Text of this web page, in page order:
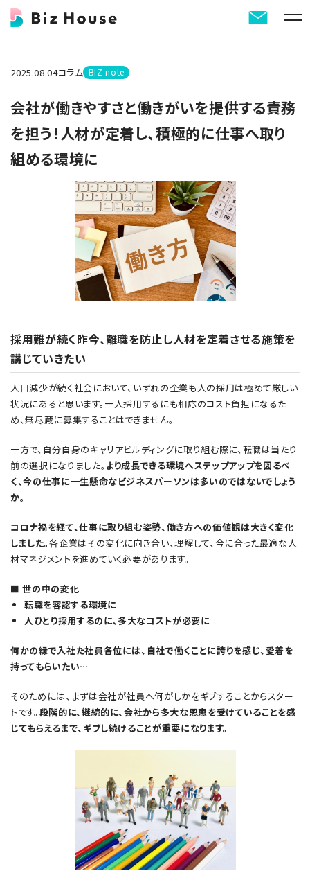
会社が働きやすさと働きがいを提供する責務
を担う！人材が定着し、積極的に仕事へ取り
組める環境に
2025.08.04コラム BIZ note
採用難が続く昨今、離職を防止し人材を定着させる施策を
講じていきたい
人口減少が続く社会において、いずれの企業も人の採用は極めて厳しい
状況にあると思います。一人採用するにも相応のコスト負担になるた
め、無尽蔵に募集することはできません。
一方で、自分自身のキャリアビルディングに取り組む際に、転職は当たり
前の選択になりました。 より成長できる環境へステップアップを図るべ
く、今の仕事に一生懸命なビジネスパーソンは多いのではないでしょう
か。
コロナ禍を経て、仕事に取り組む姿勢、働き方への価値観は大きく変化
しました。各企業はその変化に向き合い、理解して、今に合った最適な人
材マネジメントを進めていく必要があります。
■ 世の中の変化
転職を容認する環境に
人ひとり採用するのに、多大なコストが必要に
何かの縁で入社た社員各位には、自社で働くことに誇りを感じ、愛着を
持ってもらいたい…
そのためには、まずは会社が社員へ何がしかをギブすることからスター
トです。 段階的に、継続的に、会社から多大な恩恵を受けていることを感
じてもらえるまで、ギブし続けることが重要になります。